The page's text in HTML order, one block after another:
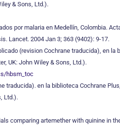
& Sons, Ltd.).
por malaria en Medellín, Colombia.
Lancet. 2004 Jan 3; 363 (9402): 9-17.
(revision Cochrane traducida), en
UK: John Wiley & Sons, Ltd.).
hbsm_toc
en la biblioteca Cochrane
Ltd.).
comparing artemether with quinine in